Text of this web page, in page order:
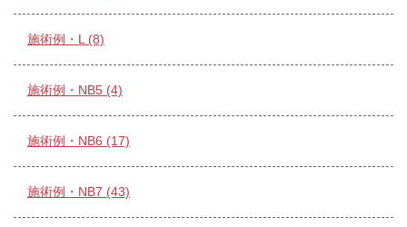
施術例・L (8)
施術例・NB5 (4)
施術例・NB6 (17)
施術例・NB7 (43)